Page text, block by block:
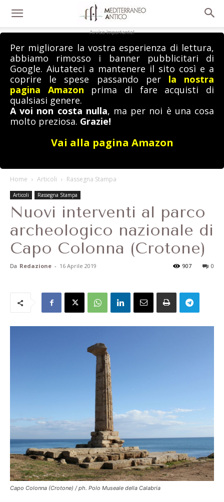
Avviso importante!
Per migliorare la vostra esperienza di lettura,
abbiamo rimosso i banner pubblicitari di
Google. Aiutateci a mantenere il sito così e a
coprire le spese passando per la nostra
pagina Amazon prima di fare acquisti di
qualsiasi genere.
A voi non costa nulla, ma per noi è una cosa
molto preziosa. Grazie!
Vai alla pagina Amazon
Home Articoli Rassegna Stampa
Articoli Rassegna Stampa
Nuovi interventi al parco
archeologico nazionale di
Capo Colonna (Crotone)
Da Redazione - 16 Aprile 2019 0
907
Capo Colonna (Crotone) / ph. Polo Museale della Calabria